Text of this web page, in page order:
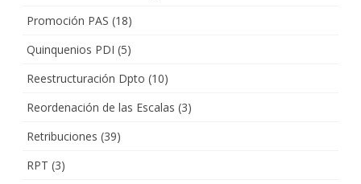
Promoción PAS (18)
Quinquenios PDI (5)
Reestructuración Dpto (10)
Reordenación de las Escalas (3)
Retribuciones (39)
RPT (3)